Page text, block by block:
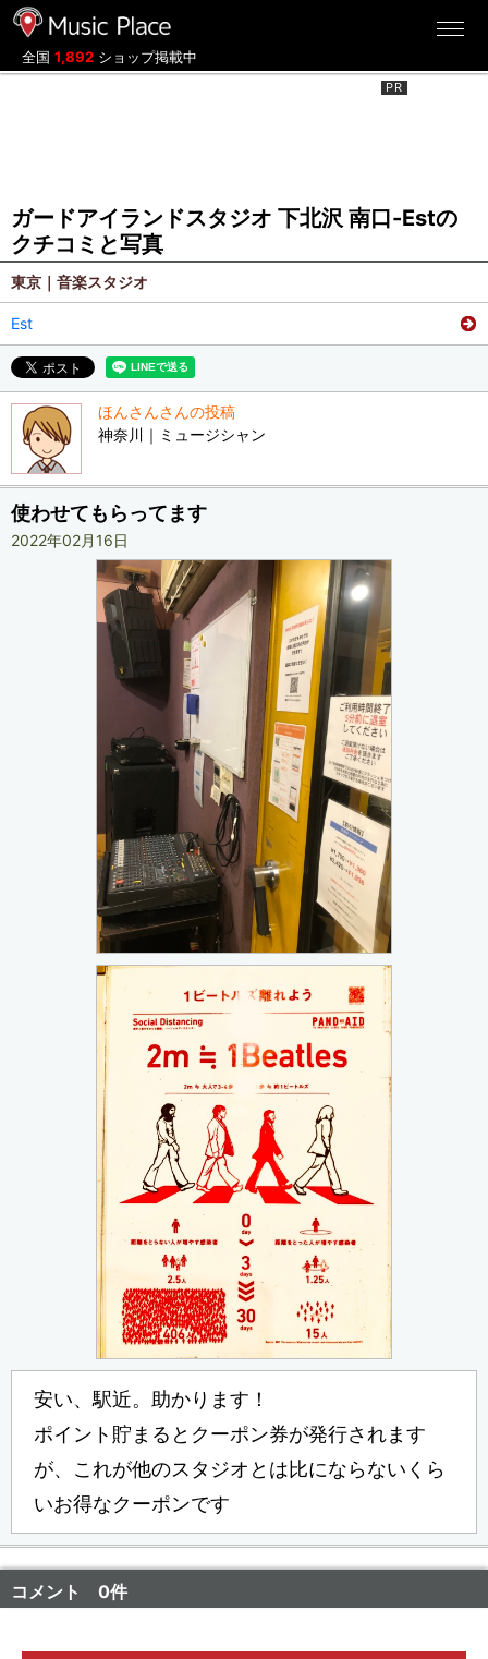
全国 1,892 ショップ掲載中
ガードアイランドスタジオ 下北沢 南口-Estの
クチコミと写真
東京｜音楽スタジオ
Est
ほんさんさんの投稿
神奈川｜ミュージシャン
使わせてもらってます
2022年02月16日
安い、駅近。助かります！
ポイント貯まるとクーポン券が発行されます
が、これが他のスタジオとは比にならないくら
いお得なクーポンです
コメント 0件